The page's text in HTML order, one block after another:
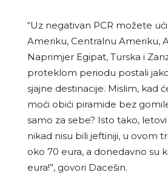
“Uz negativan PCR možete
Ameriku, Centralnu Ameriku,
Naprimjer Egipat, Turska i
proteklom periodu postali
sjajne destinacije. Mislim, kad
moći obići piramide bez
samo za sebe? Isto tako,
nikad nisu bili jeftiniji, u ovom
oko 70 eura, a donedavno su
eura!”, govori Dacešin.